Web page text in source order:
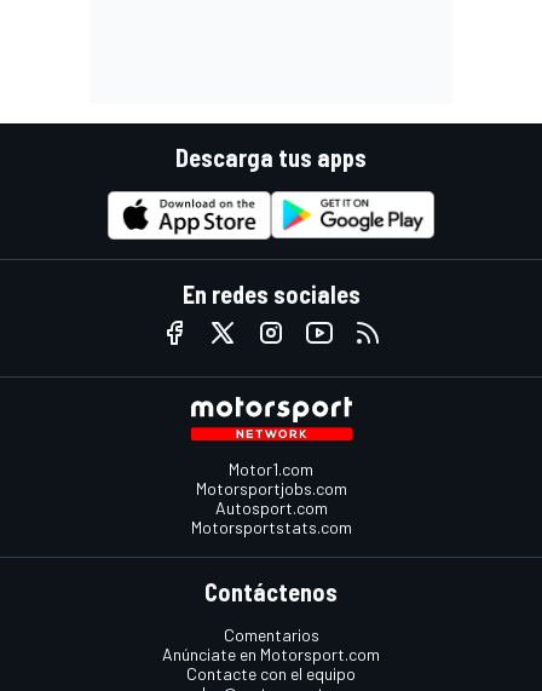
Descarga tus apps
En redes sociales
Motor1.com
Motorsportjobs.com
Autosport.com
Motorsportstats.com
Contáctenos
Comentarios
Anúnciate en Motorsport.com
Contacte con el equipo